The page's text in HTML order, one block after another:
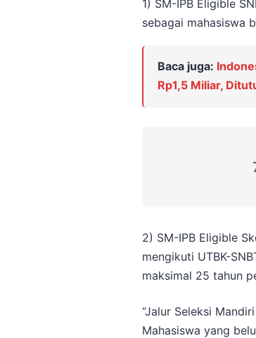
1) SM-IPB Eligible
sebagai mahasiswa
Baca juga:
Rp1,5 Miliar,
2) SM-IPB Eligible
mengikuti UTBK-
maksimal 25 tahun
“Jalur Seleksi
Mahasiswa yang